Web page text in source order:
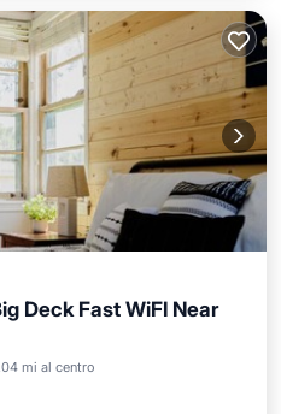
Deck Fast WiFI Near
mi al centro